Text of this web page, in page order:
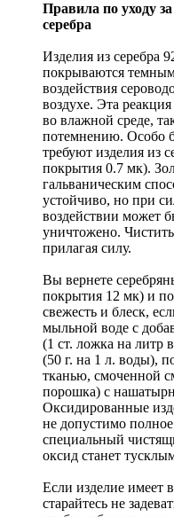
Правила по уходу
серебра
Изделия из серебра
покрываются темным
воздействия
воздухе. Эта
во влажной среде,
потемнению. Особо
требуют изделия из
покрытия 0.7 мк).
гальваническим
устойчиво, но при
воздействии может
уничтожено.
прилагая силу.
Вы вернете
покрытия 12 мк) и
свежесть и блеск,
мыльной воде с
(1 ст. ложка на литр
(50 г. на 1 л. воды),
тканью, смоченной
порошка) с
Оксидированные
не допустимо
специальный
оксид станет
Если изделие имеет
старайтесь не